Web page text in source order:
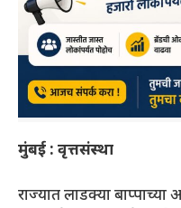
मुंबई : वृत्तसंस्था
राज्यात लाडक्या बाप्पाच्या